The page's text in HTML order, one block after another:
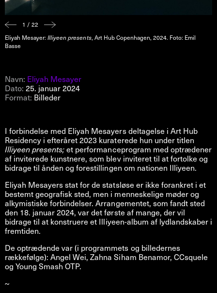
1 / 22
Eliyah Mesayer:Illiyeen presents, Art Hub Copenhagen, 2024. Foto: Emil
Basse
Navn: Eliyah Mesayer
Dato:25. januar 2024
Format: Billeder
I forbindelse med Eliyah Mesayers deltagelse i Art Hub
Residency i efteråret 2023 kuraterede hun under titlen
Illiyeen presents;et performanceprogram med optrædener
af inviterede kunstnere, som blev inviteret til at fortolke og
bidrage til ånden og forestillingen om nationen Illiyeen.
Eliyah Mesayers stat for de statsløse er ikke forankret i et
bestemt geografisk sted, men i menneskelige møder og
alkymistiske forbindelser. Arrangementet, som fandt sted
den 18. januar 2024, var det første af mange, der vil
bidrage til at konstruere et Illiyeen-album af lydlandskaber i
fremtiden.
De optrædende var (i programmets og billedernes
rækkefølge): Angel Wei, Zahna Siham Benamor, CCsquele
og Young Smash OTP.
~